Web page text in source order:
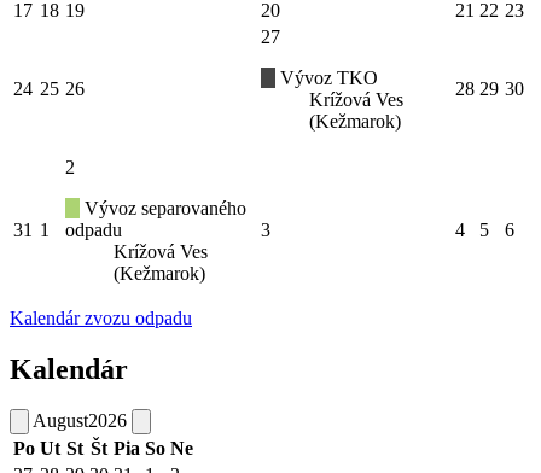
17 18 19 20 21 22 23
24 25 26
27
Vývoz TKO
Krížová Ves
(Kežmarok)
28 29 30
31 1
2
Vývoz separovaného
odpadu
Krížová Ves
(Kežmarok)
3 4 5 6
Kalendár zvozu odpadu
Kalendár
August2026
Po Ut St Št Pia So Ne